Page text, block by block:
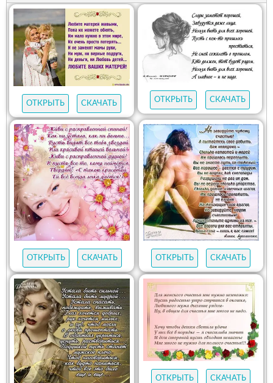
ОТКРЫТЬ СКАЧАТЬ ОТКРЫТЬ СКАЧАТЬ
ОТКРЫТЬ СКАЧАТЬ ОТКРЫТЬ СКАЧАТЬ
ОТКРЫТЬ СКАЧАТЬ